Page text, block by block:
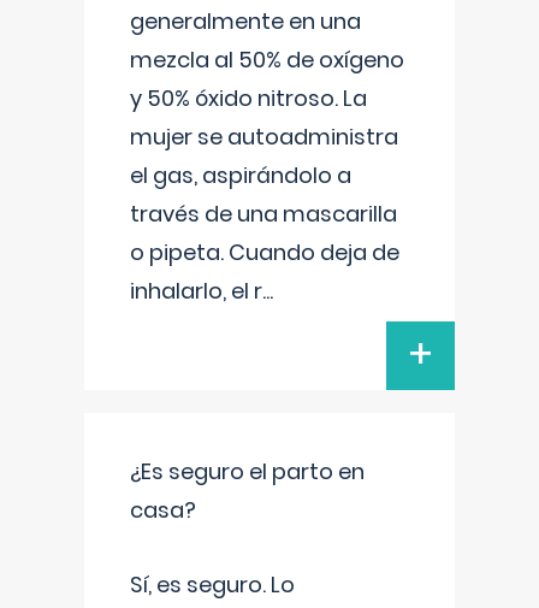
generalmente en una
mezcla al 50% de oxígeno
y 50% óxido nitroso. La
mujer se autoadministra
el gas, aspirándolo a
través de una mascarilla
o pipeta. Cuando deja de
inhalarlo, el r...
+
¿Es seguro el parto en
casa?
Sí, es seguro. Lo